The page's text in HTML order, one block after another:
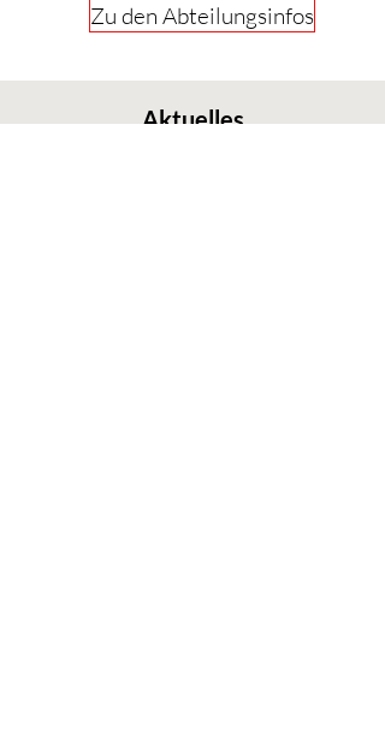
Zu den Abteilungsinfos
Aktuelles